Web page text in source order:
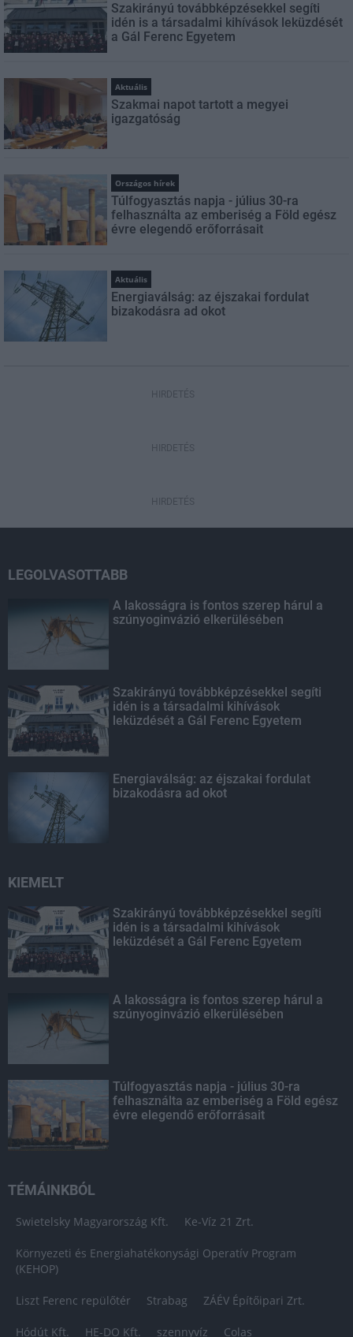
Szakirányú továbbképzésekkel segíti
idén is a társadalmi kihívások leküzdését
a Gál Ferenc Egyetem
Aktuális
Szakmai napot tartott a megyei
igazgatóság
Országos hírek
Túlfogyasztás napja - július 30-ra
felhasználta az emberiség a Föld egész
évre elegendő erőforrásait
Aktuális
Energiaválság: az éjszakai fordulat
bizakodásra ad okot
HIRDETÉS
HIRDETÉS
HIRDETÉS
LEGOLVASOTTABB
A lakosságra is fontos szerep hárul a
szúnyoginvázió elkerülésében
Szakirányú továbbképzésekkel segíti
idén is a társadalmi kihívások
leküzdését a Gál Ferenc Egyetem
Energiaválság: az éjszakai fordulat
bizakodásra ad okot
KIEMELT
Szakirányú továbbképzésekkel segíti
idén is a társadalmi kihívások
leküzdését a Gál Ferenc Egyetem
A lakosságra is fontos szerep hárul a
szúnyoginvázió elkerülésében
Túlfogyasztás napja - július 30-ra
felhasználta az emberiség a Föld egész
évre elegendő erőforrásait
TÉMÁINKBÓL
Swietelsky Magyarország Kft. Ke-Víz 21 Zrt.
Környezeti és Energiahatékonysági Operatív Program
(KEHOP)
Liszt Ferenc repülőtér Strabag ZÁÉV Építőipari Zrt.
Hódút Kft. HE-DO Kft. szennyvíz Colas